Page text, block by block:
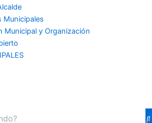
Municipales
Municipal y Organización